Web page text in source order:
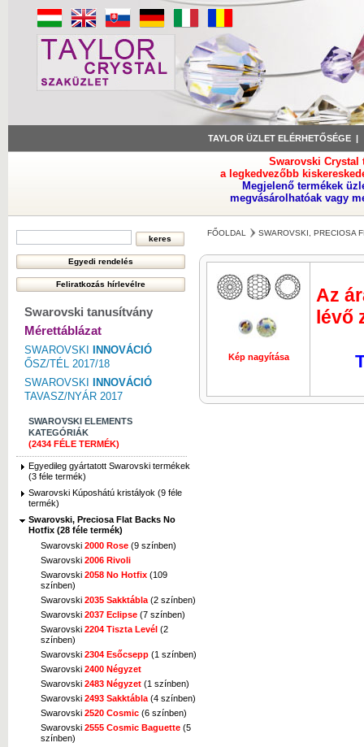
TAYLOR ÜZLET ELÉRHETŐSÉGE
Swarovski Crystal
a legkedvezőbb
Megjelenő termékek
megvásárolhatóak vagy
Swarovski tanusítvány
Mérettáblázat
SWAROVSKI
INNOVÁCIÓ
ŐSZ/TÉL 2017/18
SWAROVSKI
INNOVÁCIÓ
TAVASZ/NYÁR 2017
SWAROVSKI ELEMENTS
KATEGÓRIÁK
(2434 FÉLE TERMÉK)
Egyedileg gyártatott Swarovski termékek
(3 féle termék)
Swarovski Kúposhátú kristályok (9 féle
termék)
Swarovski, Preciosa Flat Backs No
Hotfix (28 féle termék)
Swarovski 2000 Rose (9 színben)
Swarovski 2006 Rivoli
Swarovski 2058 No Hotfix (109
színben)
Swarovski 2035 Sakktábla (2 színben)
Swarovski 2037 Eclipse (7 színben)
Swarovski 2204 Tiszta Levél (2
színben)
Swarovski 2304 Esőcsepp (1 színben)
Swarovski 2400 Négyzet
Swarovski 2483 Négyzet (1 színben)
Swarovski 2493 Sakktábla (4 színben)
Swarovski 2520 Cosmic (6 színben)
Swarovski 2555 Cosmic Baguette (5
színben)
FŐOLDAL SWAROVSKI, PRECIOSA
Kép nagyítása Kép
Az
lévő